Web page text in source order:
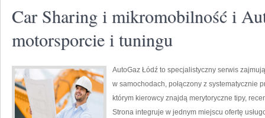
Car Sharing i mikromobilność i
motorsporcie i tuningu
AutoGaz Łódź to specjalistyczny serwis
w samochodach, połączony z systematycznie
którym kierowcy znajdą merytoryczne tipy,
Strona integruje w jednym miejscu ofertę